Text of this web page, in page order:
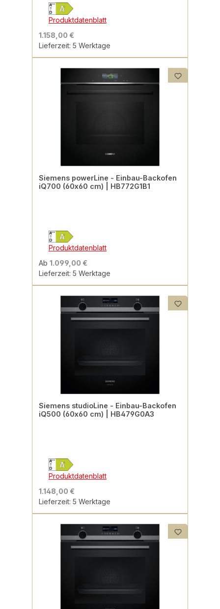
Produktdatenblatt
1.158,00 €
Lieferzeit: 5 Werktage
Siemens powerLine - Einbau-Backofen
iQ700 (60x60 cm) | HB772G1B1
Produktdatenblatt
Ab 1.099,00 €
Lieferzeit: 5 Werktage
Siemens studioLine - Einbau-Backofen
iQ500 (60x60 cm) | HB479G0A3
Produktdatenblatt
1.148,00 €
Lieferzeit: 5 Werktage